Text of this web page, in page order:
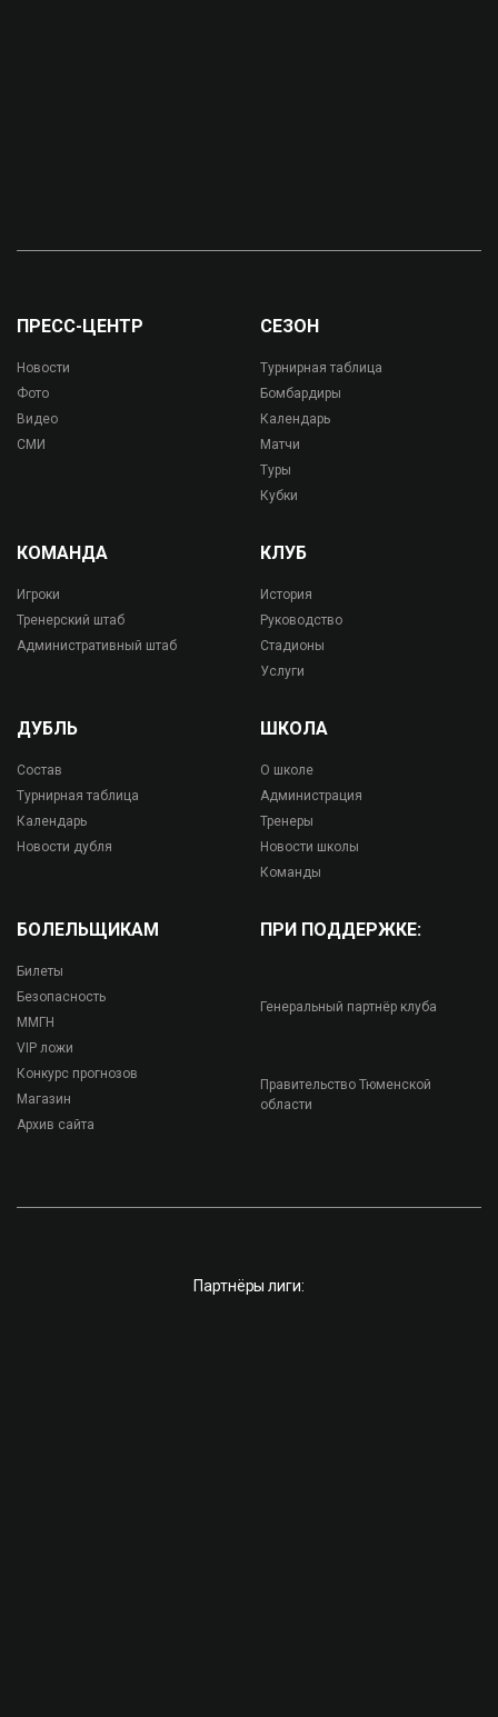
ПРЕСС-ЦЕНТР
Новости
Фото
Видео
СМИ
СЕЗОН
Турнирная таблица
Бомбардиры
Календарь
Матчи
Туры
Кубки
КОМАНДА
Игроки
Тренерский штаб
Административный штаб
КЛУБ
История
Руководство
Стадионы
Услуги
ДУБЛЬ
Состав
Турнирная таблица
Календарь
Новости дубля
ШКОЛА
О школе
Администрация
Тренеры
Новости школы
Команды
БОЛЕЛЬЩИКАМ
Билеты
Безопасность
ММГН
VIP ложи
Конкурс прогнозов
Магазин
Архив сайта
ПРИ ПОДДЕРЖКЕ:
Генеральный партнёр клуба
Правительство Тюменской
области
Партнёры лиги: